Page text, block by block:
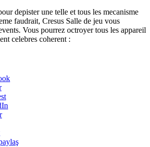
depister une telle et tous les mecanisme
faudrait, Cresus Salle de jeu vous
Vous pourrez octroyer tous les appareil
celebres coherent :